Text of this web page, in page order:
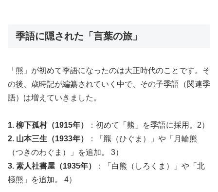
季語に隠された「言葉の旅」
「熊」が初めて季語になったのは大正時代のことです。そ
の後、歳時記が編纂されていく中で、その子季語（関連季
語）は増えていきました。
1. 柳下孤村（1915年）
：初めて「熊」を季語に採用。2）
2. 山本三生（1933年）
：「羆（ひぐま）」や「月輪熊
（つきのわぐま）」を追加。 3）
3. 素人社書屋（1935年）
：「白熊（しろくま）」や「北
極熊」を追加。 4）